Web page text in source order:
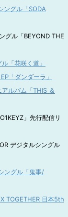
ングル「SODA
グル「BEYOND THE
「花咲く道」
「ダンダーラ」
ルバム「THIS ＆
」先行配信リ
デジタルシングル
ングル「鬼事/
TOGETHER 日本5th